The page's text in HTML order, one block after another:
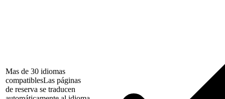
Mas de 30 idiomas
compatiblesLas páginas
de reserva se traducen